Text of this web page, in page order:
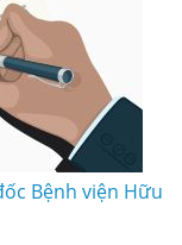
Bệnh viện Hữu